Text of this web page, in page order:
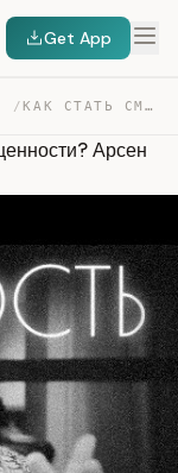
Get App
/ КАК СТАТЬ СМЕЛЕЕ В МИРЕ СТЫДА И РАСПУЩЕННОСТИ? АРСЕН МА… — TRANSCRIPT
Арсен